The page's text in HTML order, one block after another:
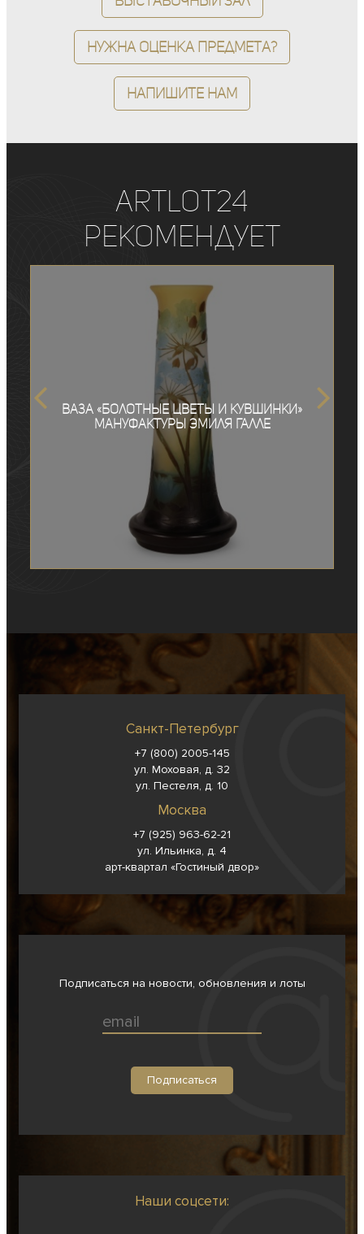
Нужна оценка предмета?
Напишите нам
ArtLot24
рекомендует
Ваза «Болотные цветы и кувшинки»
мануфактуры Эмиля Галле
Санкт-Петербург
+7 (800) 2005-145
ул. Моховая, д. 32
ул. Пестеля, д. 10
Москва
+7 (925) 963-62-21
ул. Ильинка, д. 4
арт-квартал «Гостиный двор»
Подписаться на новости, обновления и лоты
Наши соцсети: